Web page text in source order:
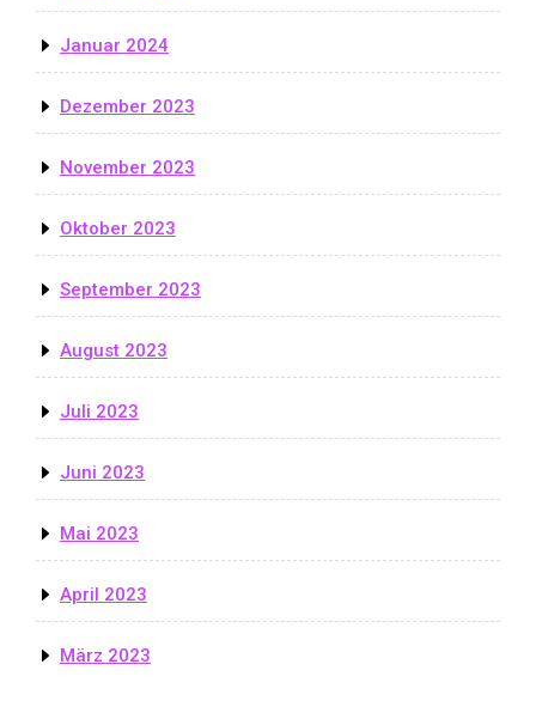
Januar 2024
Dezember 2023
November 2023
Oktober 2023
September 2023
August 2023
Juli 2023
Juni 2023
Mai 2023
April 2023
März 2023